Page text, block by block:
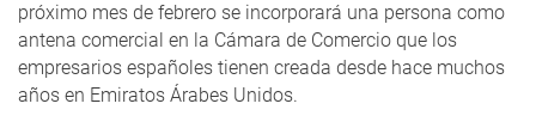
próximo mes de febrero se incorporará una persona como
antena comercial en la Cámara de Comercio que los
empresarios españoles tienen creada desde hace muchos
años en Emiratos Árabes Unidos.